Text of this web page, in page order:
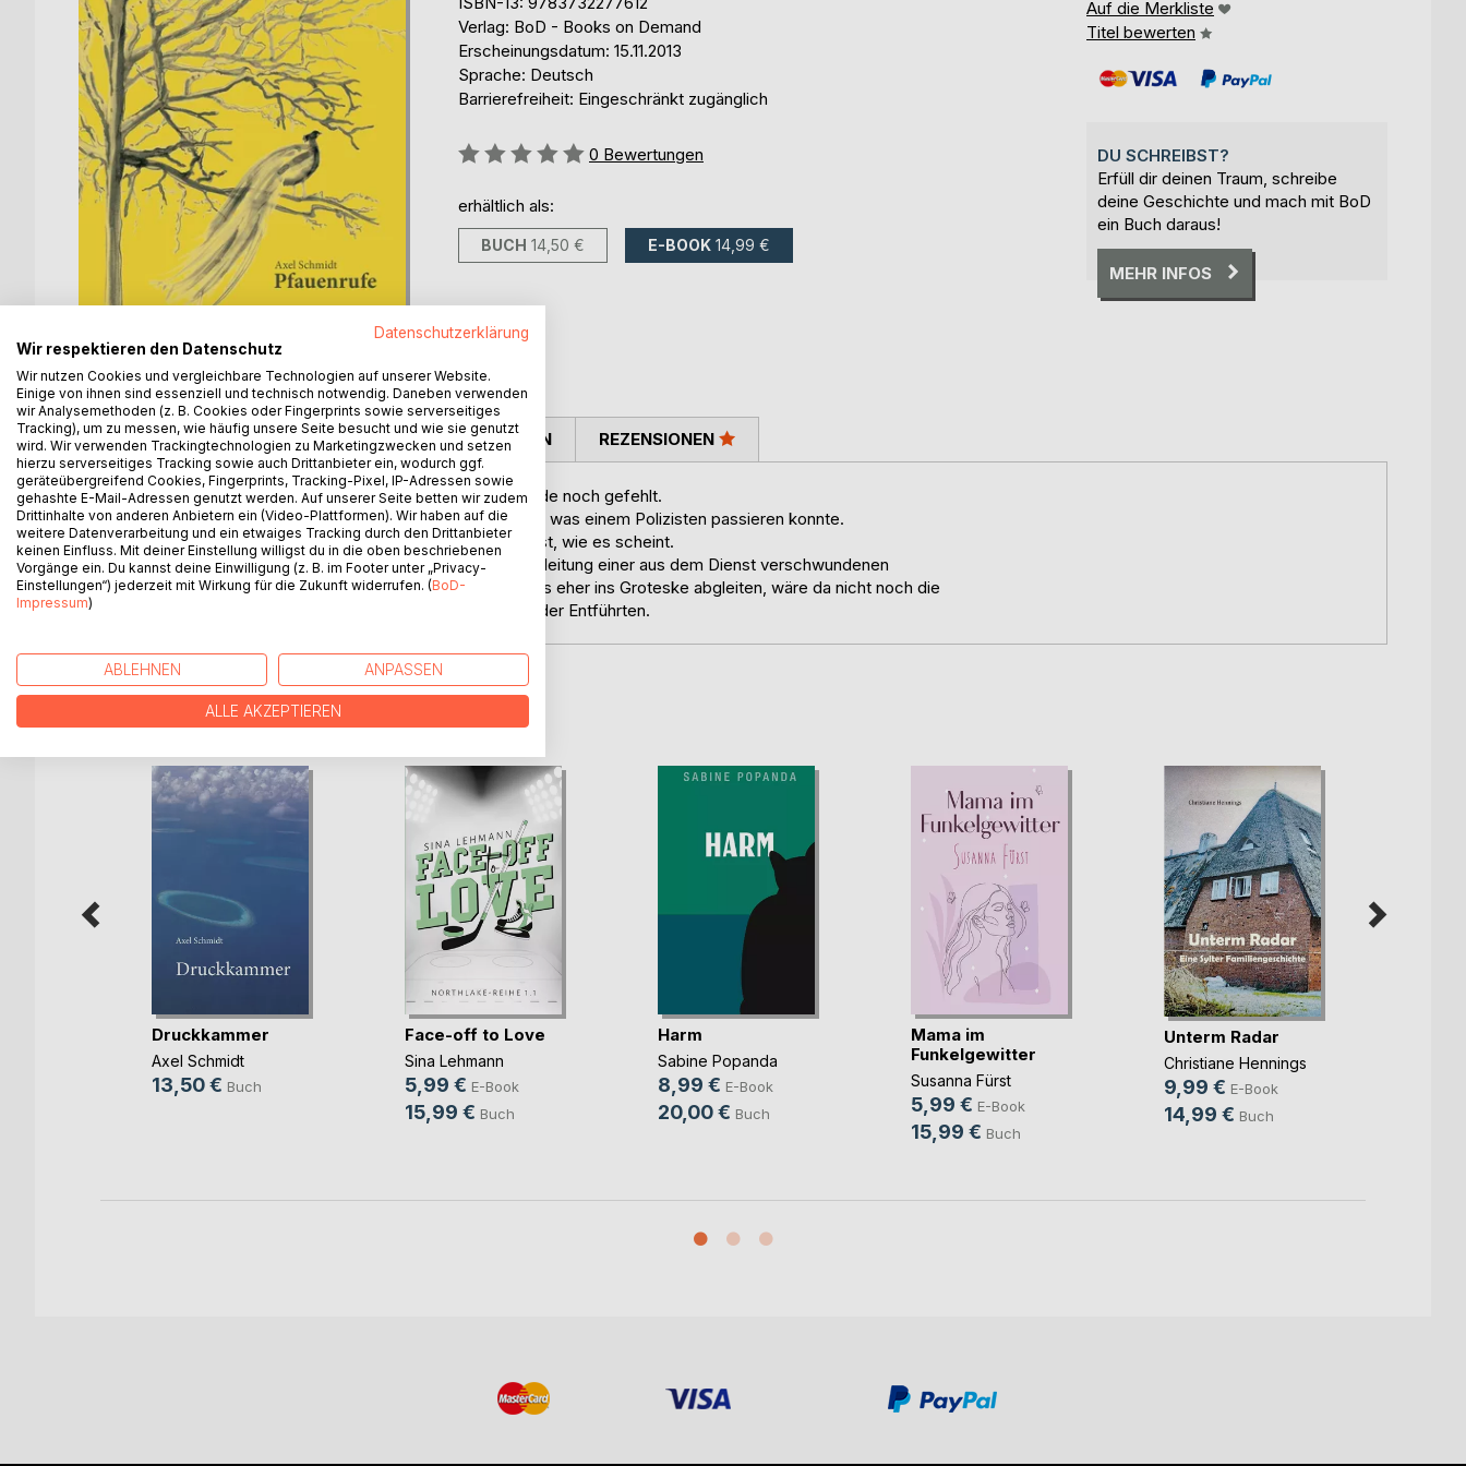
Verlag: BoD - Books on Demand
Erscheinungsdatum: 15.11.2013
Sprache: Deutsch
Barrierefreiheit: Eingeschränkt zugänglich
Bewertung::
0 Bewertungen
erhältlich als:
BUCH 14,50 € E-BOOK 14,99 €
Auf die Merkliste
Titel bewerten
DU SCHREIBST?
Erfüll dir deinen Traum, schreibe
deine Geschichte und mach mit BoD
ein Buch daraus!
MEHR INFOS
BESCHREIBUNG
Das hatte Kriminalhauptkommissar Karl-Heinz Hilger gerade noch gefehlt.
Eine Kindesentführung war so ziemlich das Undank­barste, was einem Polizisten passieren konnte.
Allerdings wird ihm schnell klar, daß in diesem Fall nichts ist, wie es scheint.
Ein fröhlich ins Telefon flötendes Entführungsopfer in Begleitung einer aus dem Dienst verschwundenen
Krankenschwester, nebst ihrem Krebspatienten, ließe alles eher ins Groteske abgleiten, wäre da nicht noch die
verschwundene Waffe aus dem Schreibtisch des Vaters der Entführten.
AUTOR/IN PRESSESTIMMEN REZENSIONEN
WEITERE TITEL BEIBoD
Druckkammer
Axel Schmidt
13,50 € Buch
Face-off to Love
Sina Lehmann
5,99 € E-Book
15,99 € Buch
Harm
Sabine Popanda
8,99 € E-Book
20,00 € Buch
Mama im
Funkelgewitter
Susanna Fürst
5,99 € E-Book
15,99 € Buch
Unterm Radar
Christiane Hennings
9,99 € E-Book
14,99 € Buch
Datenschutzerklärung
Wir respektieren den Datenschutz
Wir nutzen Cookies und vergleichbare Technologien auf unserer Website.
Einige von ihnen sind essenziell und technisch notwendig. Daneben verwenden
wir Analysemethoden (z. B. Cookies oder Fingerprints sowie serverseitiges
Tracking), um zu messen, wie häufig unsere Seite besucht und wie sie genutzt
wird. Wir verwenden Trackingtechnologien zu Marketingzwecken und setzen
hierzu serverseitiges Tracking sowie auch Drittanbieter ein, wodurch ggf.
geräteübergreifend Cookies, Fingerprints, Tracking-Pixel, IP-Adressen sowie
gehashte E-Mail-Adressen genutzt werden. Auf unserer Seite betten wir zudem
Drittinhalte von anderen Anbietern ein (Video-Plattformen). Wir haben auf die
weitere Datenverarbeitung und ein etwaiges Tracking durch den Drittanbieter
keinen Einfluss. Mit deiner Einstellung willigst du in die oben beschriebenen
Vorgänge ein. Du kannst deine Einwilligung (z. B. im Footer unter „Privacy-
Einstellungen“) jederzeit mit Wirkung für die Zukunft widerrufen. (BoD-
Impressum)
ABLEHNEN ANPASSEN
ALLE AKZEPTIEREN